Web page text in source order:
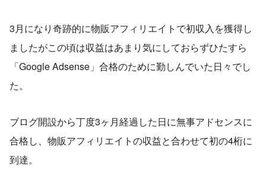
3月になり奇跡的に物販アフィリエイトで初収入を獲得し
ましたがこの頃は収益はあまり気にしておらずひたすら
「Google Adsense」合格のために勤しんでいた日々でし
た。
ブログ開設から丁度3ヶ月経過した日に無事アドセンスに
合格し、物販アフィリエイトの収益と合わせて初の4桁に
到達。